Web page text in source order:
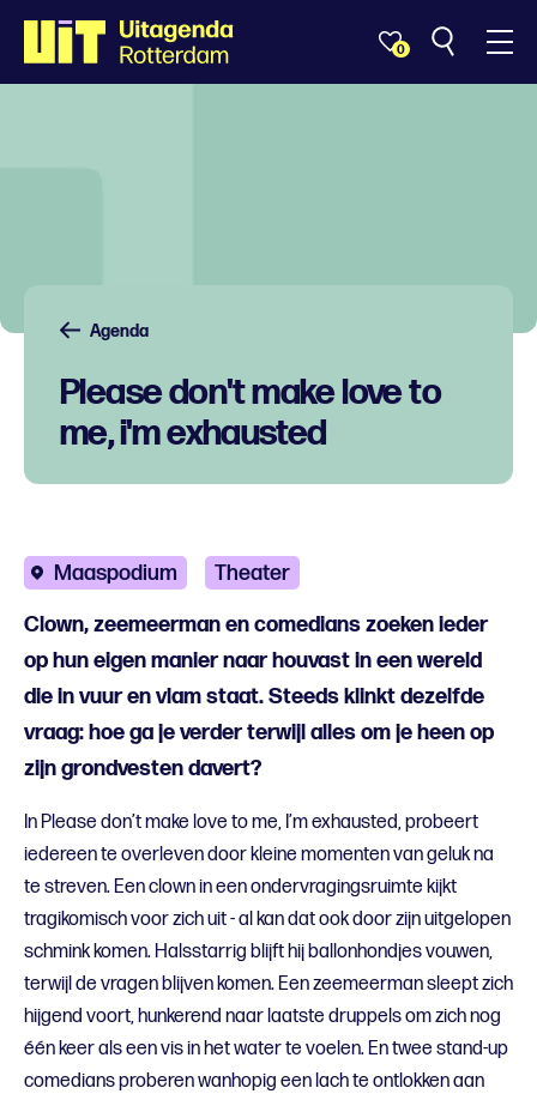
0
Agenda
Please don't make love to
me, i'm exhausted
Maaspodium Theater
Clown, zeemeerman en comedians zoeken ieder
op hun eigen manier naar houvast in een wereld
die in vuur en vlam staat. Steeds klinkt dezelfde
vraag: hoe ga je verder terwijl alles om je heen op
zijn grondvesten davert?
In Please don’t make love to me, I’m exhausted, probeert
iedereen te overleven door kleine momenten van geluk na
te streven. Een clown in een ondervragingsruimte kijkt
tragikomisch voor zich uit - al kan dat ook door zijn uitgelopen
schmink komen. Halsstarrig blijft hij ballonhondjes vouwen,
terwijl de vragen blijven komen. Een zeemeerman sleept zich
hijgend voort, hunkerend naar laatste druppels om zich nog
één keer als een vis in het water te voelen. En twee stand-up
comedians proberen wanhopig een lach te ontlokken aan